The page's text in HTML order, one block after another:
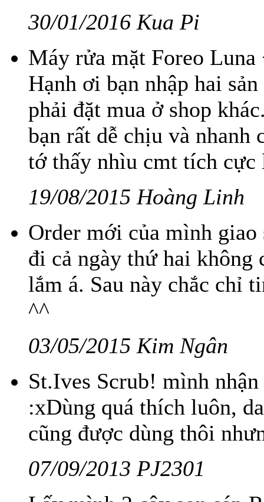
30/01/2016 Kua Pi
Máy rửa mặt Foreo
Hạnh ơi bạn nhập hai
phải đặt mua ở shop
bạn rất dễ chịu và
tớ thấy nhìu cmt tích cực
19/08/2015 Hoàng Linh
Order mới của mình
đi cả ngày thứ hai không
lắm á. Sau này chắc chỉ
^^
03/05/2015 Kim Ngân
St.Ives Scrub! mình
:xDùng quá thích luôn,
cũng được dùng thôi
07/09/2013 PJ2301